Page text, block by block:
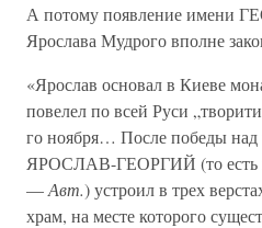
А потому появление имени
Ярослава Мудрого вполне
«Ярослав основал в Киеве
повелел по всей Руси
го ноября… После победы над
ЯРОСЛАВ-ГЕОРГИЙ (то есть
—Авт.) устроил в трех
храм, на месте которого